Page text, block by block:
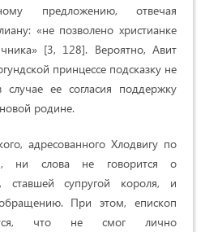
предложению, отвечая
«не позволено христианке
[3, 128]. Вероятно, Авит
принцессе подсказку не
случае ее согласия поддержку
родине.
адресованного Хлодвигу по
ни слова не говорится о
ставшей супругой короля, и
При этом, епископ
что не смог лично